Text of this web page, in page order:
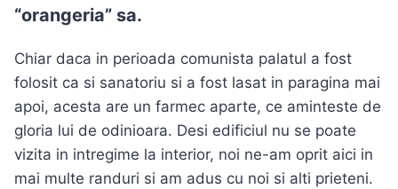
“orangeria” sa.
Chiar daca in perioada comunista palatul a fost
folosit ca si sanatoriu si a fost lasat in paragina mai
apoi, acesta are un farmec aparte, ce aminteste de
gloria lui de odinioara. Desi edificiul nu se poate
vizita in intregime la interior, noi ne-am oprit aici in
mai multe randuri si am adus cu noi si alti prieteni.